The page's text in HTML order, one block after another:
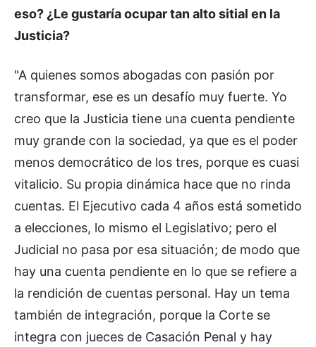
eso? ¿Le gustaría ocupar tan alto sitial en la
Justicia?
"A quienes somos abogadas con pasión por
transformar, ese es un desafío muy fuerte. Yo
creo que la Justicia tiene una cuenta pendiente
muy grande con la sociedad, ya que es el poder
menos democrático de los tres, porque es cuasi
vitalicio. Su propia dinámica hace que no rinda
cuentas. El Ejecutivo cada 4 años está sometido
a elecciones, lo mismo el Legislativo; pero el
Judicial no pasa por esa situación; de modo que
hay una cuenta pendiente en lo que se refiere a
la rendición de cuentas personal. Hay un tema
también de integración, porque la Corte se
integra con jueces de Casación Penal y hay